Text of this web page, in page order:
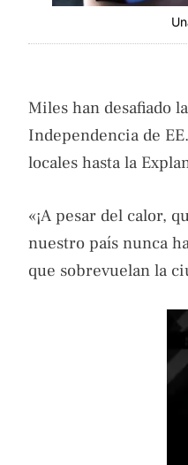
Miles han desafiado
Independencia de
locales hasta la
«¡A pesar del calor,
nuestro país nunca
que sobrevuelan la